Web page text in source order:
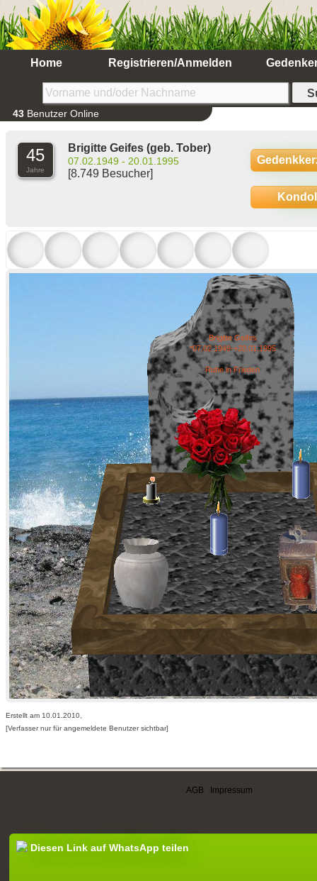
Home Registrieren/Anmelden
43 Benutzer Online
45
Jahre
Brigitte Geifes (geb. Tober)
07.02.1949 - 20.01.1995
[8.749 Besucher]
Brigitte Geifes
*07.02.1949-+20.01.1995
Ruhe in Frieden
Erstellt am 10.01.2010,
[Verfasser nur für angemeldete Benutzer sichtbar]
AGB Impressum
Diesen Link auf WhatsApp teilen